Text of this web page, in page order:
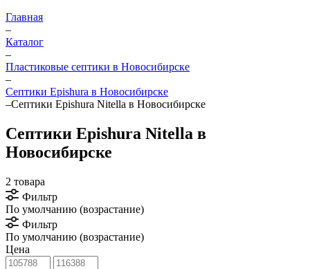
Главная
–
Каталог
–
Пластиковые септики в Новосибирске
–
Септики Epishura в Новосибирске
–Септики Epishura Nitella в Новосибирске
Септики Epishura Nitella в
Новосибирске
2 товара
Фильтр
По умолчанию (возрастание)
Фильтр
По умолчанию (возрастание)
Цена